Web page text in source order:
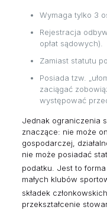
Wymaga tylko 3
Rejestracja
opłat sądowych).
Zamiast statutu
Posiada tzw.
zaciągać
występować
Jednak ograniczenia
znaczące: nie może
gospodarczej,
nie może posiadać
podatku.
Jest to
małych klubów
składek
przekształcenie